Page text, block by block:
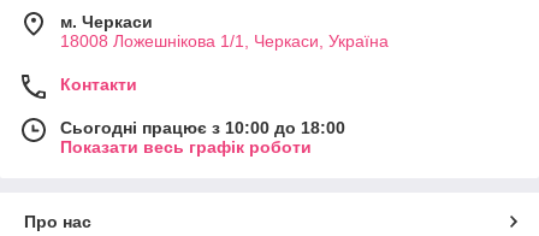
м. Черкаси
18008 Ложешнікова 1/1, Черкаси, Україна
Контакти
Сьогодні працює з 10:00 до 18:00
Показати весь графік роботи
Про нас